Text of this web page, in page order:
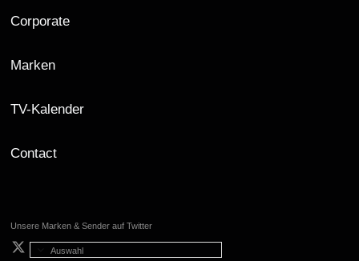
Corporate
Marken
TV-Kalender
Contact
Unsere Marken & Sender auf Twitter
Auswahl